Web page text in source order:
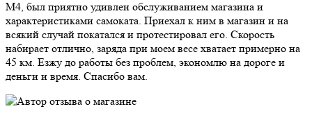
M4, был приятно удивлен обслуживанием магазина и
характеристиками самоката. Приехал к ним в магазин и на
всякий случай покатался и протестировал его. Скорость
набирает отлично, заряда при моем весе хватает примерно на
45 км. Езжу до работы без проблем, экономлю на дороге и
деньги и время. Спасибо вам.